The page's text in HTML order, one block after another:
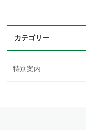
カテゴリー
特別案内